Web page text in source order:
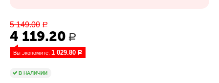
5 149.00 Р
4 119.20 Р
Вы экономите: 1 029.80 Р
В НАЛИЧИИ